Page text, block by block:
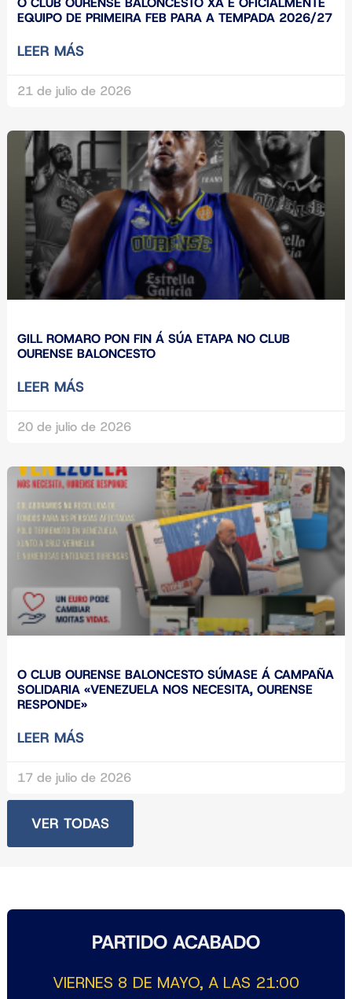
EQUIPO DE PRIMEIRA FEB PARA A TEMPADA 2026/27
LEER MÁS
21 de julio de 2026
GILL ROMARO PON FIN Á SÚA ETAPA NO CLUB
OURENSE BALONCESTO
LEER MÁS
20 de julio de 2026
O CLUB OURENSE BALONCESTO SÚMASE Á CAMPAÑA
SOLIDARIA «VENEZUELA NOS NECESITA, OURENSE
RESPONDE»
LEER MÁS
17 de julio de 2026
VER TODAS
PARTIDO ACABADO
VIERNES 8 DE MAYO, A LAS 21:00